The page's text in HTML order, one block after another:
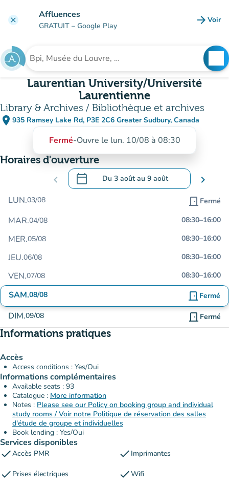
clear Affluences
GRATUIT – Google Play arrow_forward Voir
Rechercher un établissement
Laurentian University/Université
Laurentienne
Library & Archives / Bibliothèque et archives
place 935 Ramsey Lake Rd, P3E 2C6 Greater Sudbury, Canada
(ouvrir dans Google Maps)
(nouvel onglet)
Fermé-Ouvre le lun. 10/08 à 08:30
Horaires d'ouverture
chevron_left calendar_today Du 3 aoûtau 9 août
.Ouvrir le calendrier pour changer de
chevron_right
LUN.03/08 door_front Fermé
MAR.04/08 08:30–16:00
MER.05/08 08:30–16:00
JEU.06/08 08:30–16:00
VEN.07/08 08:30–16:00
SAM.08/08 door_front Fermé
DIM.09/08 door_front Fermé
Informations pratiques
Accès
Access conditions : Yes/Oui
Informations complémentaires
Available seats : 93
Catalogue : More information
Notes : Please see our Policy on booking group and individual
study rooms / Voir notre Politique de réservation des salles
d'étude de groupe et individuelles
Book lending : Yes/Oui
Services disponibles
checkAccès PMR check Imprimantes
check Prises électriques checkWifi